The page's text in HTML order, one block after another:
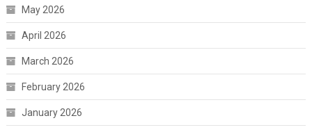
May 2026
April 2026
March 2026
February 2026
January 2026